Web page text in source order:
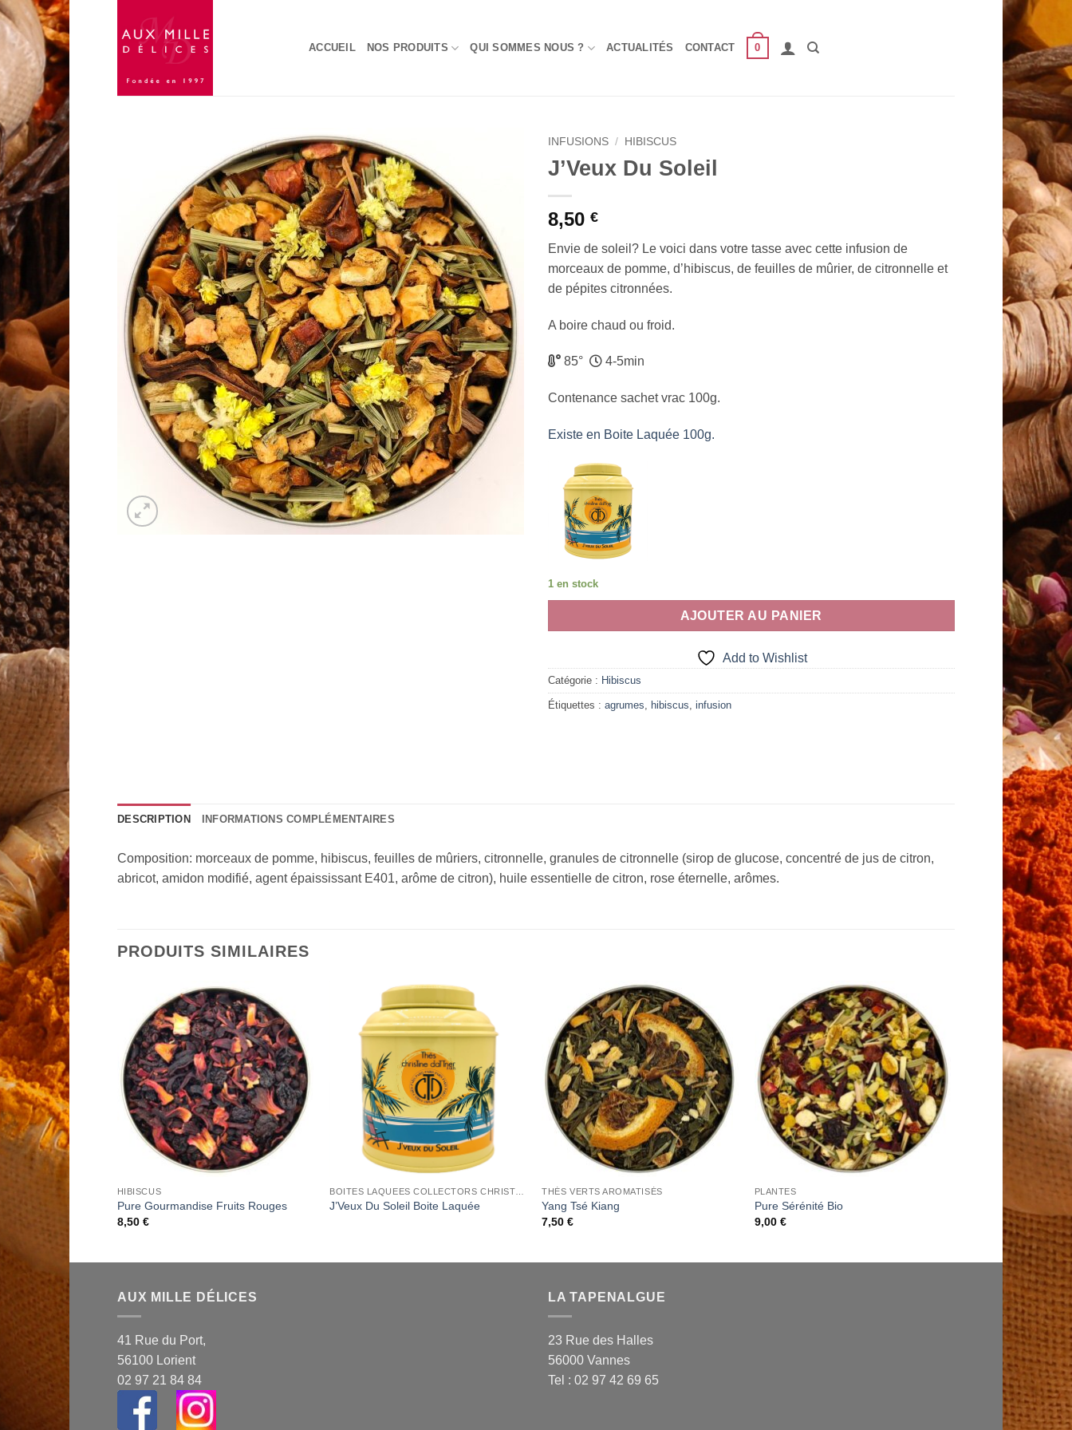
Passer
au
contenu
ACCUEIL NOS PRODUITS QUI SOMMES NOUS ? ACTUALITÉS CONTACT 0
INFUSIONS / HIBISCUS
J’Veux Du Soleil
8,50 €
Envie de soleil? Le voici dans votre tasse avec cette infusion de
morceaux de pomme, d’hibiscus, de feuilles de mûrier, de citronnelle et
de pépites citronnées.
A boire chaud ou froid.
85° 4-5min
Contenance sachet vrac 100g.
Existe en Boite Laquée 100g.
1 en stock
AJOUTER AU PANIER
Add to Wishlist
Catégorie : Hibiscus
Étiquettes : agrumes, hibiscus, infusion
DESCRIPTION INFORMATIONS COMPLÉMENTAIRES
Composition: morceaux de pomme, hibiscus, feuilles de mûriers, citronnelle, granules de citronnelle (sirop de glucose, concentré de jus de citron,
abricot, amidon modifié, agent épaississant E401, arôme de citron), huile essentielle de citron, rose éternelle, arômes.
PRODUITS SIMILAIRES
Add to
Wishlist
HIBISCUS
Pure Gourmandise Fruits Rouges
8,50 €
Add to
Wishlist
J’Veux Du Soleil Boite Laquée
Add to
Wishlist
THÉS VERTS AROMATISÉS
Yang Tsé Kiang
7,50€
Add to
Wishlist
PLANTES
Pure Sérénité Bio
9,00 €
Add to
Wishlist
AUX MILLE DÉLICES
41 Rue du Port,
56100 Lorient
02 97 21 84 84
LA TAPENALGUE
23 Rue des Halles
56000 Vannes
Tel : 02 97 42 69 65